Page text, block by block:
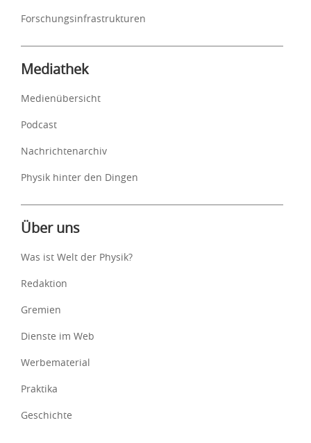
Forschungsinfrastrukturen
Mediathek
Medienübersicht
Podcast
Nachrichtenarchiv
Physik hinter den Dingen
Über uns
Was ist Welt der Physik?
Redaktion
Gremien
Dienste im Web
Werbematerial
Praktika
Geschichte